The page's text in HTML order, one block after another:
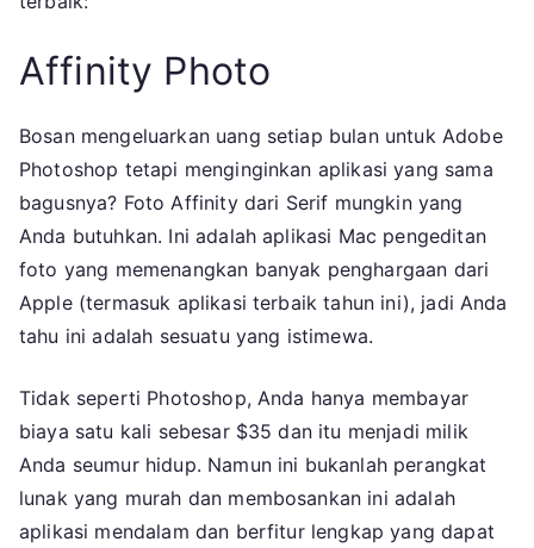
Affinity Photo
Bosan mengeluarkan uang setiap bulan untuk Adobe
Photoshop tetapi menginginkan aplikasi yang sama
bagusnya? Foto Affinity dari Serif mungkin yang
Anda butuhkan. Ini adalah aplikasi Mac pengeditan
foto yang memenangkan banyak penghargaan dari
Apple (termasuk aplikasi terbaik tahun ini), jadi Anda
tahu ini adalah sesuatu yang istimewa.
Tidak seperti Photoshop, Anda hanya membayar
biaya satu kali sebesar $35 dan itu menjadi milik
Anda seumur hidup. Namun ini bukanlah perangkat
lunak yang murah dan membosankan ini adalah
aplikasi mendalam dan berfitur lengkap yang dapat